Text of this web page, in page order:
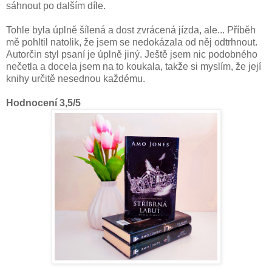
sáhnout po dalším díle.
Tohle byla úplně šílená a dost zvrácená jízda, ale... Příběh
mě pohltil natolik, že jsem se nedokázala od něj odtrhnout.
Autorčin styl psaní je úplně jiný. Ještě jsem nic podobného
nečetla a docela jsem na to koukala, takže si myslím, že její
knihy určitě nesednou každému.
Hodnocení 3,5/5